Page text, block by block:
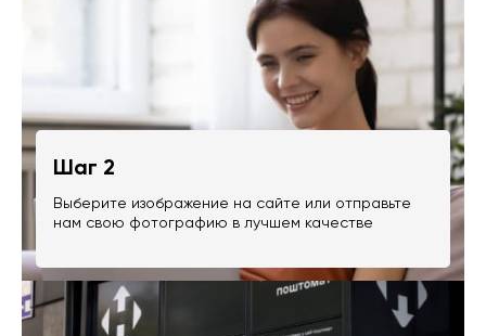
Шаг 2
Выберите изображение на сайте или отправьте
нам свою фотографию в лучшем качестве